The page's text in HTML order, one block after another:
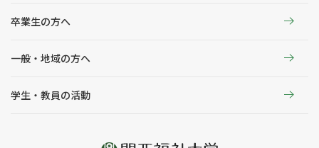
卒業生の方へ
一般・地域の方へ
学生・教員の活動